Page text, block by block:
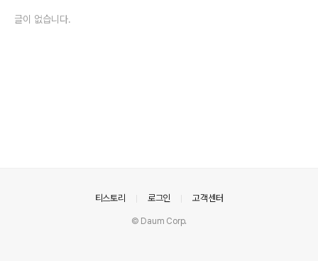
글이 없습니다.
티스토리 로그인 고객센터
© Daum Corp.